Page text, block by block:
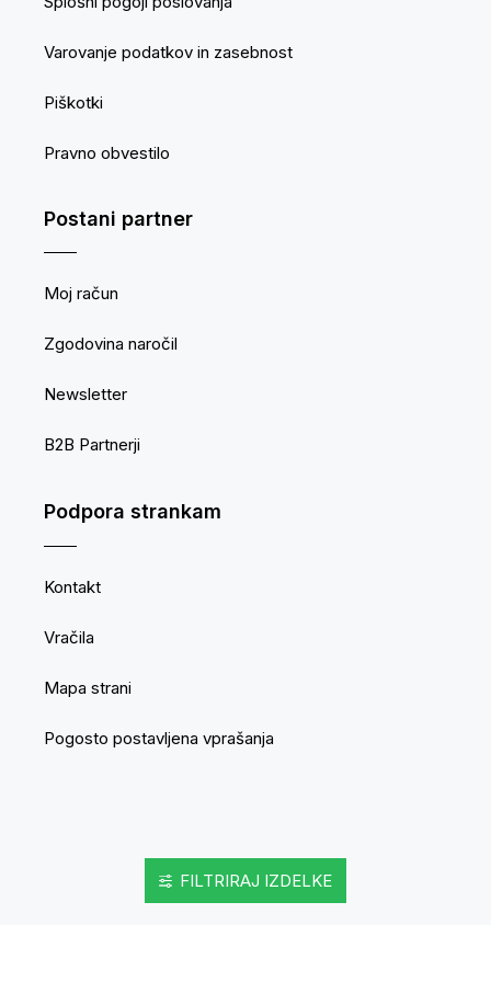
kar je ključnega pomena, saj se verige aminokislin
hidroliziran kolagen, ki tvori verige aminokislin (peptide),
krvni obtok. Tako hitreje prispe do svojega ciljnega tkiva,
Varovanje podatkov in zasebnost
Piškotki
Pravno obvestilo
Postani partner
Moj račun
Zgodovina naročil
Newsletter
B2B Partnerji
Podpora strankam
Kontakt
Vračila
Mapa strani
Pogosto postavljena vprašanja
Movepro GmbH © 2025
FILTRIRAJ IZDELKE